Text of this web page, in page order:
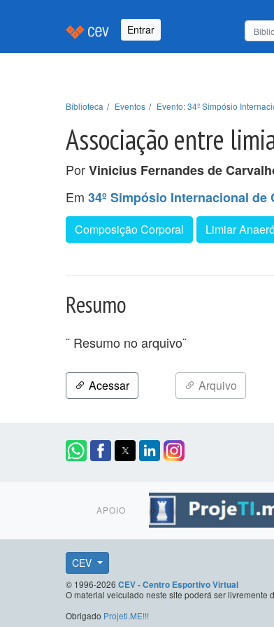
Entrar
Biblioteca Eventos Evento: 34º Simpósio
Associação entre
PorVinicius Fernandes de
Em 34º Simpósio Internacional
Composição Corporal Limiar
Resumo
¨ Resumo no arquivo¨
Acessar Arquivo
APOIO
CEV
© 1996-2026 CEV - Centro Esportivo Virtual
O material veiculado neste site poderá ser
Obrigado Projeti.ME!!!